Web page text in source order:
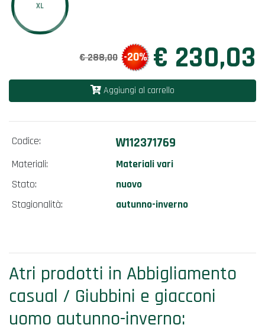
XL
€ 288,00 -20% € 230,03
Aggiungi al carrello
Codice: W112371769
Materiali:
Materiali vari
Stato:
nuovo
Stagionalità:
autunno-inverno
Atri prodotti in Abbigliamento
casual / Giubbini e giacconi
uomo autunno-inverno: